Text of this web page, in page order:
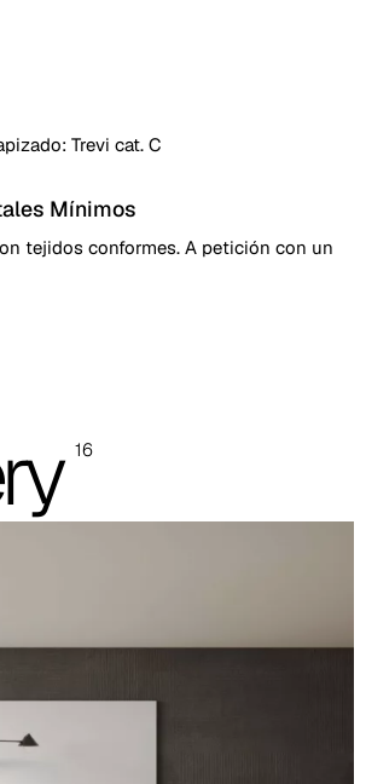
Trevi cat. C
Mínimos
tejidos conformes. A petición con un
con las muestras reales.
16